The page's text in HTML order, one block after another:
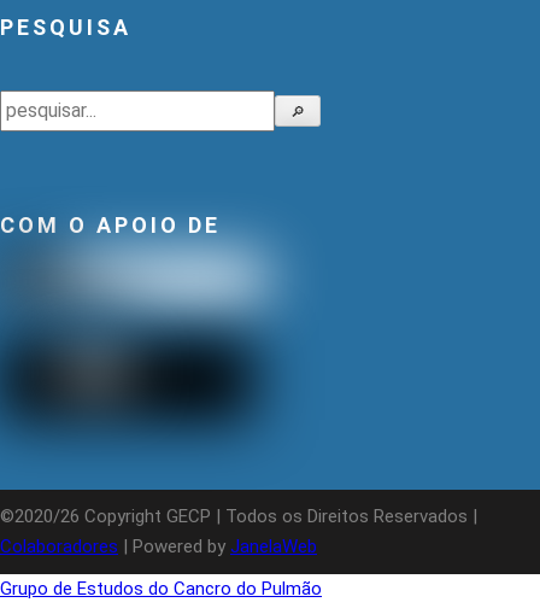
PESQUISA
Pesquisar 🔎
COM O APOIO DE
©2020/26 Copyright GECP | Todos os Direitos Reservados |
Colaboradores | Powered by JanelaWeb
Grupo de Estudos do Cancro do Pulmão